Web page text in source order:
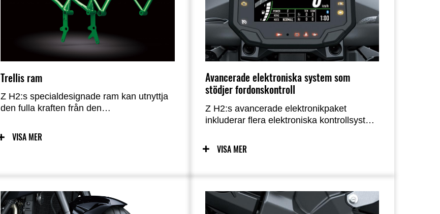
Trellis ram
Z H2:s specialdesignade ram kan utnyttja
den fulla kraften från den
en kombination av höghastighetsstabilitet
och lätt handhavande som underlättar
idealisk bas för formen av en naken
modell, har en balans mellan styvhet och
VISA MER
Avancerade elektroniska system som
stödjer fordonskontroll
Z H2:s avancerade elektronikpaket
inkluderar flera elektroniska kontrollsystem
IMU som ger chassiets orienteringsdata till
KIBS och KTRC. Dessa
kraft samtidigt som de tillhandahåller ett
brett spektrum av information. Dessutom
VISA MER